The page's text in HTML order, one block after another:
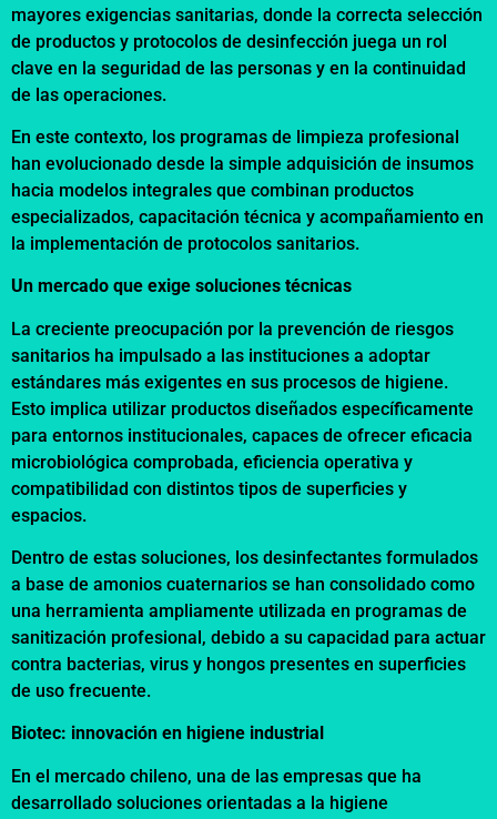
mayores exigencias sanitarias, donde la correcta selección
de productos y protocolos de desinfección juega un rol
clave en la seguridad de las personas y en la continuidad
de las operaciones.
En este contexto, los programas de limpieza profesional
han evolucionado desde la simple adquisición de insumos
hacia modelos integrales que combinan productos
especializados, capacitación técnica y acompañamiento en
la implementación de protocolos sanitarios.
Un mercado que exige soluciones técnicas
La creciente preocupación por la prevención de riesgos
sanitarios ha impulsado a las instituciones a adoptar
estándares más exigentes en sus procesos de higiene.
Esto implica utilizar productos diseñados específicamente
para entornos institucionales, capaces de ofrecer eficacia
microbiológica comprobada, eficiencia operativa y
compatibilidad con distintos tipos de superficies y
espacios.
Dentro de estas soluciones, los desinfectantes formulados
a base de amonios cuaternarios se han consolidado como
una herramienta ampliamente utilizada en programas de
sanitización profesional, debido a su capacidad para actuar
contra bacterias, virus y hongos presentes en superficies
de uso frecuente.
Biotec: innovación en higiene industrial
En el mercado chileno, una de las empresas que ha
desarrollado soluciones orientadas a la higiene